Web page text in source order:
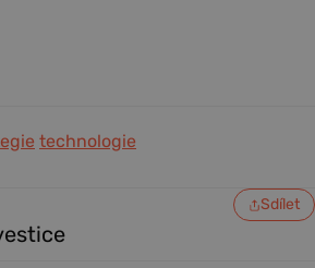
technologie
Sdílet